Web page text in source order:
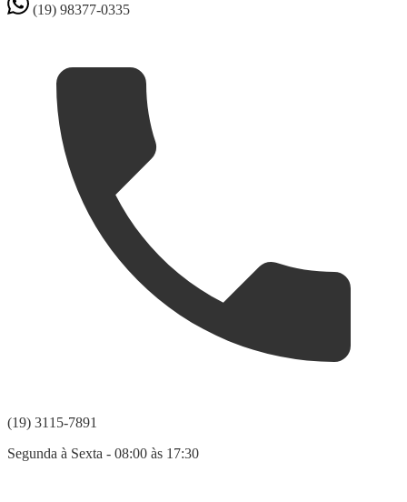
(19) 98377-0335
(19) 3115-7891
Segunda à Sexta - 08:00 às 17:30